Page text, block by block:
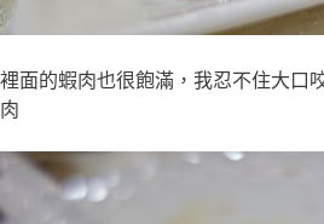
裡面的蝦肉也很飽滿，我忍不住大口
肉